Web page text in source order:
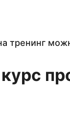
тренинг